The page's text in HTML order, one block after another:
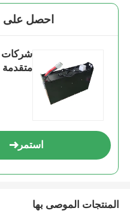
احصل
شركات
متقدمة
استمر
المنتجات الموصى بها